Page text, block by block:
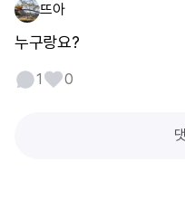
뜨아
누구랑요?
1 0